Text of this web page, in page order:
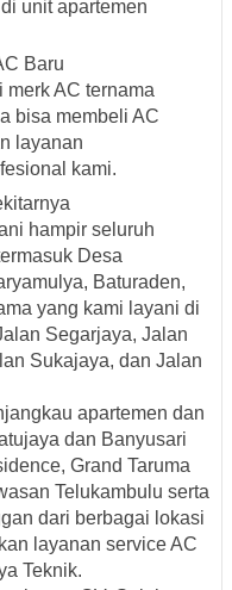
unit apartemen
Baru
AC ternama
bisa membeli AC
layanan
kami.
hampir seluruh
Desa
Baturaden,
yang kami layani di
Segarjaya, Jalan
Sukajaya, dan Jalan
apartemen dan
dan Banyusari
Grand Taruma
Telukambulu serta
dari berbagai lokasi
layanan service AC
Teknik.